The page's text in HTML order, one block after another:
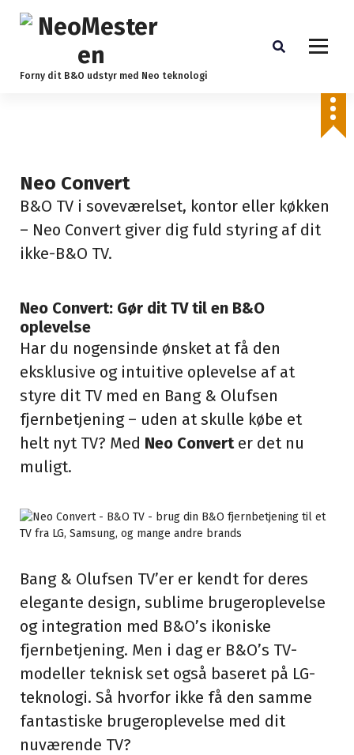
Forny dit B&O udstyr med Neo teknologi
Neo Convert
B&O TV i soveværelset, kontor eller køkken
– Neo Convert giver dig fuld styring af dit
ikke-B&O TV.
Neo Convert: Gør dit TV til en B&O
oplevelse
Har du nogensinde ønsket at få den
eksklusive og intuitive oplevelse af at
styre dit TV med en Bang & Olufsen
fjernbetjening – uden at skulle købe et
helt nyt TV? Med Neo Converter det nu
muligt.
Bang & Olufsen TV’er er kendt for deres
elegante design, sublime brugeroplevelse
og integration med B&O’s ikoniske
fjernbetjening. Men i dag er B&O’s TV-
modeller teknisk set også baseret på LG-
teknologi. Så hvorfor ikke få den samme
fantastiske brugeroplevelse med dit
nuværende TV?